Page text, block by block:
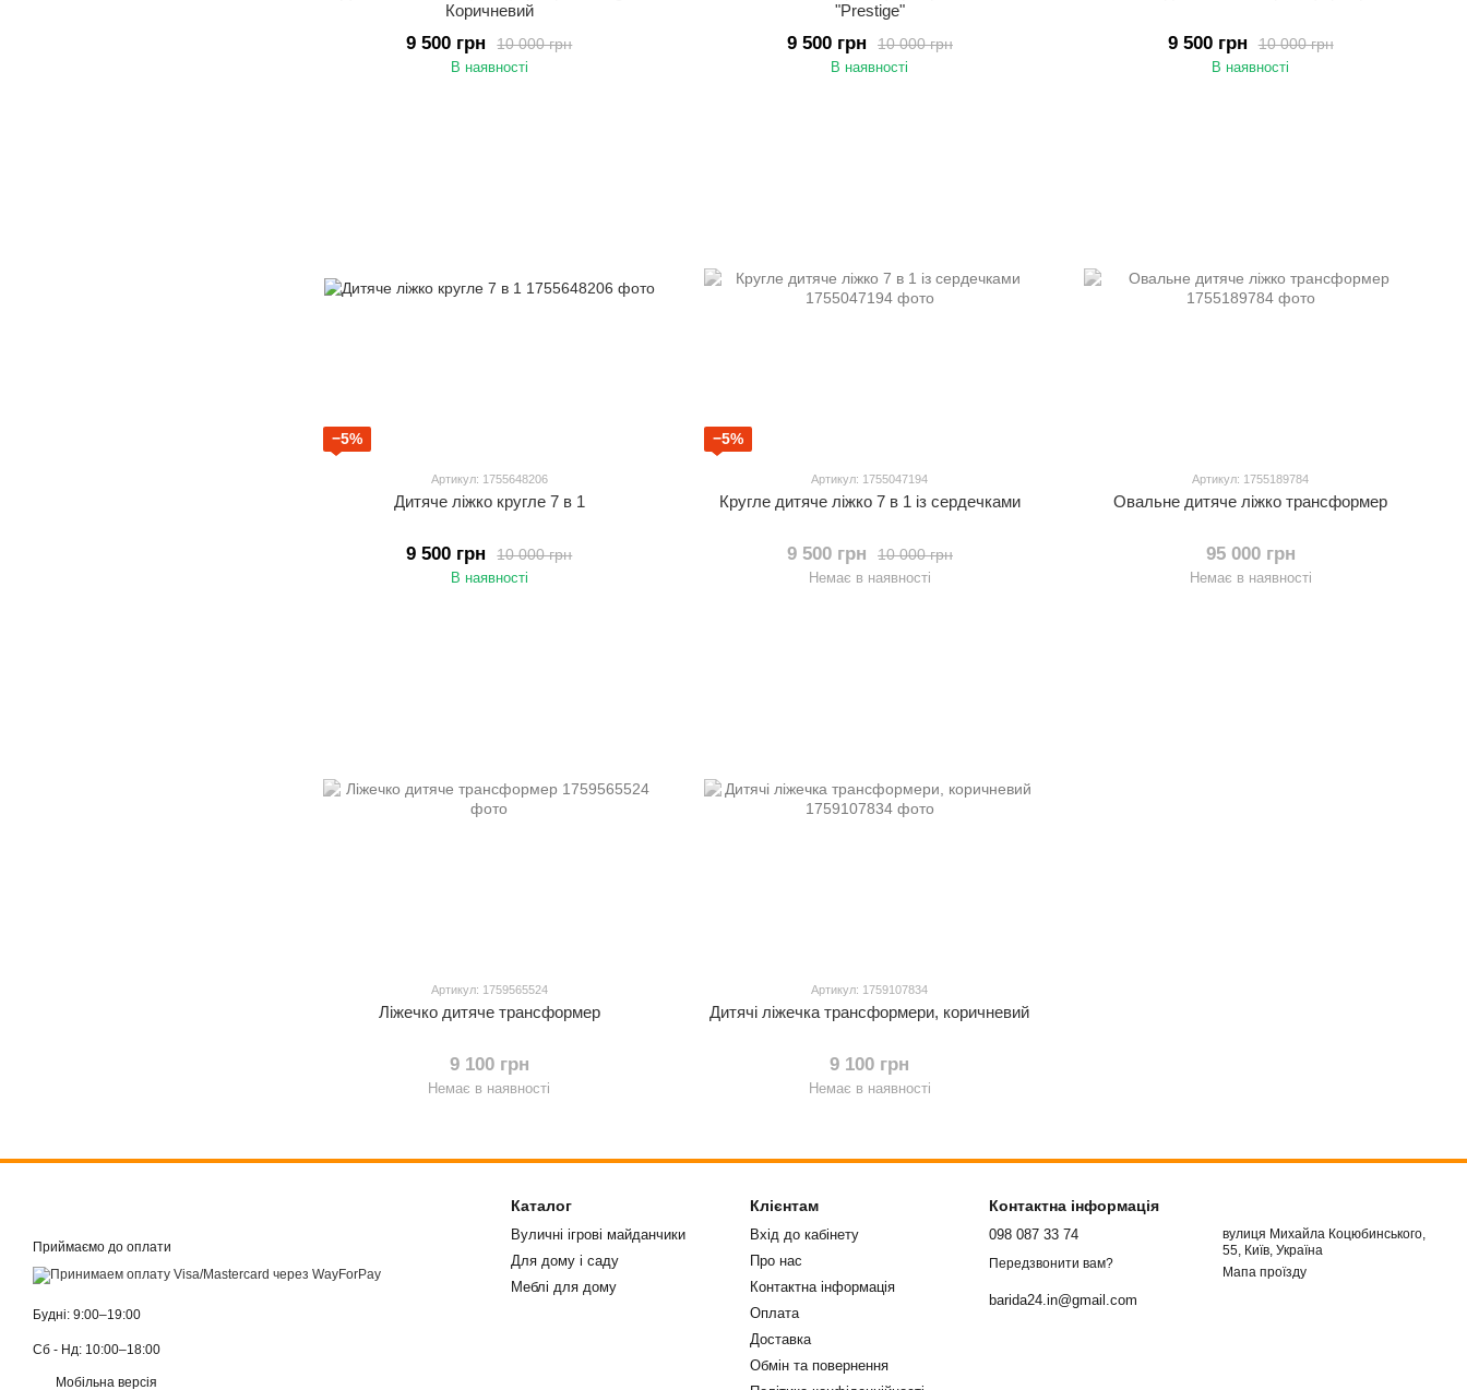
Коричневий
10 000 грн
9 500 грн
В наявності
"Prestige"
10 000 грн
9 500 грн
В наявності
10 000 грн
9 500 грн
В наявності
−5%
Артикул: 1755648206
Дитяче ліжко кругле 7 в 1
10 000 грн
9 500 грн
В наявності
−5%
Артикул: 1755047194
Кругле дитяче ліжко 7 в 1 із сердечками
10 000 грн
9 500 грн
Немає в наявності
Артикул: 1755189784
Овальне дитяче ліжко трансформер
95 000 грн
Немає в наявності
Артикул: 1759565524
Ліжечко дитяче трансформер
9 100 грн
Немає в наявності
Артикул: 1759107834
Дитячі ліжечка трансформери, коричневий
9 100 грн
Немає в наявності
Приймаємо до оплати
Будні: 9:00–19:00
Сб - Нд: 10:00–18:00
Мобільна версія
Каталог
Вуличні ігрові майданчики
Для дому і саду
Меблі для дому
Клієнтам
Вхід до кабінету
Про нас
Контактна інформація
Оплата
Доставка
Обмін та повернення
Контактна інформація
098 087 33 74
Передзвонити вам?
barida24.in@gmail.com
вулиця Михайла Коцюбинського,
55, Київ, Україна
Мапа проїзду